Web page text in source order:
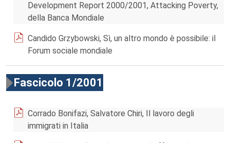
Development Report 2000/2001, Attacking Poverty,
della Banca Mondiale
Candido Grzybowski, Sì, un altro mondo è possibile: il
Forum sociale mondiale
Fascicolo 1/2001
Corrado Bonifazi, Salvatore Chiri, Il lavoro degli
immigrati in Italia